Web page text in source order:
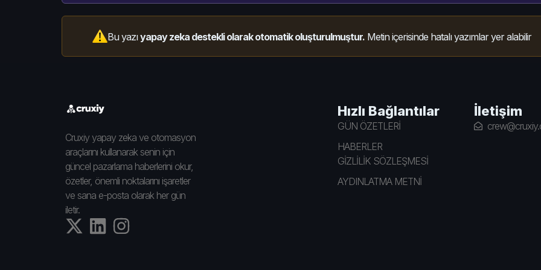
Bu yazıyapay zeka destekli olarak otomatik oluşturulmuştur. Metin içerisinde hatalı yazımlar yer alabilir
Cruxiy yapay zeka ve otomasyon
araçlarını kullanarak senin için
güncel pazarlama haberlerini okur,
özetler, önemli noktalarını işaretler
ve sana e-posta olarak her gün
iletir.
Hızlı Bağlantılar
GÜN ÖZETLERİ
HABERLER
GİZLİLİK SÖZLEŞMESİ
AYDINLATMA METNİ
İletişim